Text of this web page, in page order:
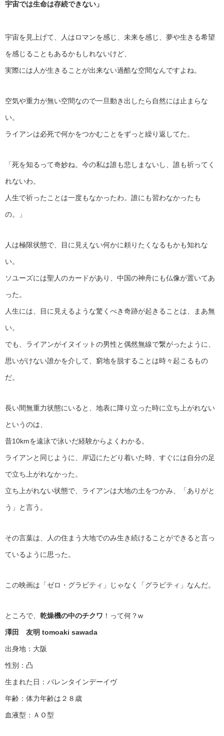
宇宙では生命は存続できない」
宇宙を見上げて、人はロマンを感じ、未来を感じ、夢や生きる希望
を感じることもあるかもしれないけど、
実際には人が生きることが出来ない過酷な空間なんですよね。
空気や重力が無い空間なので一旦動き出したら自然には止まらな
い。
ライアンは必死で何かをつかむことをずっと繰り返してた。
「死を知るって奇妙ね。今の私は誰も悲しまないし、誰も祈ってく
れないわ。
人生で祈ったことは一度もなかったわ。誰にも習わなかったも
の。」
人は極限状態で、目に見えない何かに頼りたくなるもかも知れな
い。
ソユーズには聖人のカードがあり、中国の神舟にも仏像が置いてあ
った。
人生には、目に見えるような驚くべき奇跡が起きることは、まあ無
い。
でも、ライアンがイヌイットの男性と偶然無線で繋がったように、
思いがけない誰かを介して、窮地を脱することは時々起こるもの
だ。
長い間無重力状態にいると、地表に降り立った時に立ち上がれない
というのは、
昔10kmを遠泳で泳いだ経験からよくわかる。
ライアンと同じように、岸辺にたどり着いた時、すぐには自分の足
で立ち上がれなかった。
立ち上がれない状態で、ライアンは大地の土をつかみ、「ありがと
う」と言う。
その言葉は、人の住まう大地でのみ生き続けることができると言っ
ているように思った。
この映画は「ゼロ・グラビティ」じゃなく「グラビティ」なんだ。
ところで、 乾燥機の中のチクワ ！って何？w
澤田 友明 tomoaki sawada
出身地：大阪
性別：凸
生まれた日：バレンタインデーイヴ
年齢：体力年齢は２８歳
血液型：ＡＯ型